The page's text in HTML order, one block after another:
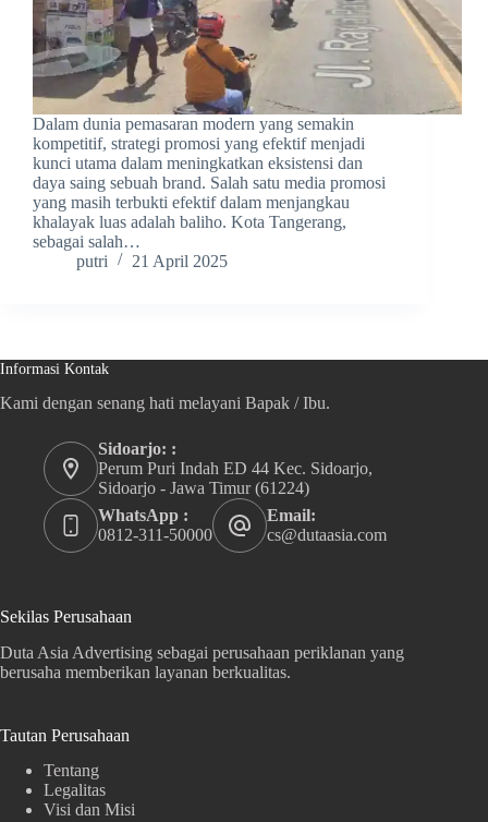
Dalam dunia pemasaran modern yang semakin
kompetitif, strategi promosi yang efektif menjadi
kunci utama dalam meningkatkan eksistensi dan
daya saing sebuah brand. Salah satu media promosi
yang masih terbukti efektif dalam menjangkau
khalayak luas adalah baliho. Kota Tangerang,
sebagai salah…
putri
21 April 2025
Informasi Kontak
Kami dengan senang hati melayani Bapak / Ibu.
Sidoarjo: :
Perum Puri Indah ED 44 Kec. Sidoarjo,
Sidoarjo - Jawa Timur (61224)
WhatsApp :
0812-311-50000
Email:
cs@dutaasia.com
Sekilas Perusahaan
Duta Asia Advertising sebagai perusahaan periklanan yang
berusaha memberikan layanan berkualitas.
Tautan Perusahaan
Tentang
Legalitas
Visi dan Misi